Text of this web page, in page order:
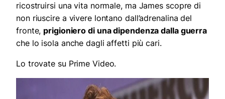
ricostruirsi una vita normale, ma James scopre di
non riuscire a vivere lontano dall’adrenalina del
fronte, prigioniero di una dipendenza dalla guerra
che lo isola anche dagli affetti più cari.
Lo trovate su Prime Video.